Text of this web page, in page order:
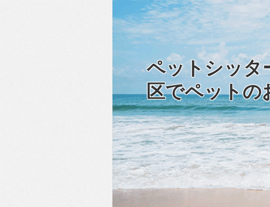
ペットシッタ
区でペットの